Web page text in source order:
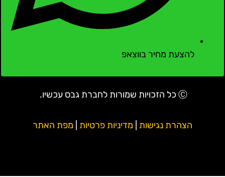
להצעת מחיר בווצאפ
Ⓒ כל הזכויות שמורות לחברת גבס עכשיו.
הצהרת נגישות| מדיניות פרטיות| מפת האתר